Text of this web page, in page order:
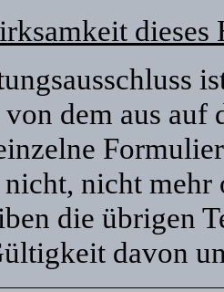
dieses
dem aus auf
nicht, nicht
die übrigen
davon